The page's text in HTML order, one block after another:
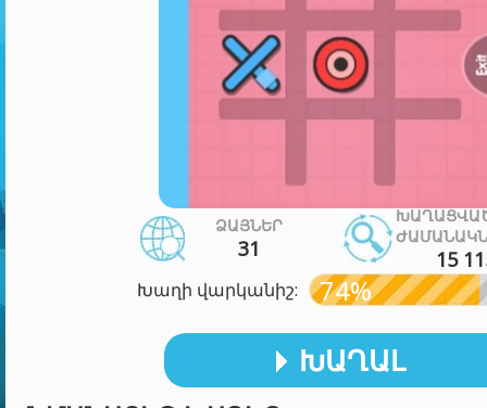
ՁԱՅՆԵՐ
31 15
Խաղի վարկանիշ: 74%
ԽԱՂԱԼ